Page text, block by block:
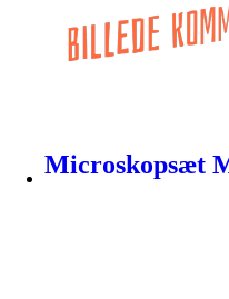
Microskopsæt